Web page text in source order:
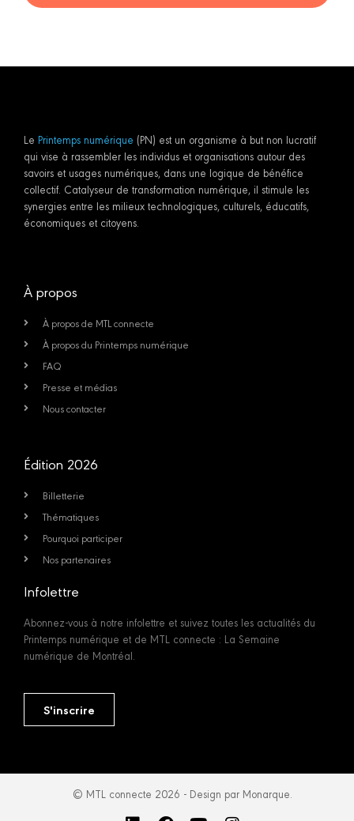
Le Printemps numérique (PN) est un organisme à but non lucratif
qui vise à rassembler les individus et organisations autour des
savoirs et usages numériques, dans une logique de bénéfice
collectif. Catalyseur de transformation numérique, il stimule les
synergies entre les milieux technologiques, culturels, éducatifs,
économiques et citoyens.
À propos
À propos de MTL connecte
À propos du Printemps numérique
FAQ
Presse et médias
Nous contacter
Édition 2026
Billetterie
Thématiques
Pourquoi participer
Nos partenaires
Infolettre
Abonnez-vous à notre infolettre et suivez toutes les actualités du
Printemps numérique et de MTL connecte : La Semaine
numérique de Montréal.
S'inscrire
© MTL connecte 2026 - Design par Monarque.